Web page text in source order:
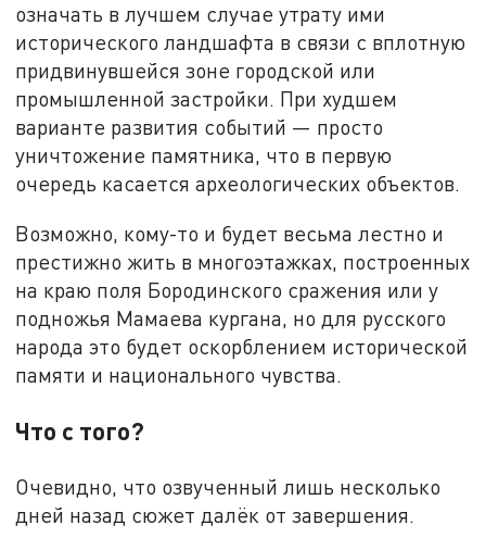
означать в лучшем случае утрату ими
исторического ландшафта в связи с вплотную
придвинувшейся зоне городской или
промышленной застройки. При худшем
варианте развития событий — просто
уничтожение памятника, что в первую
очередь касается археологических объектов.
Возможно, кому-то и будет весьма лестно и
престижно жить в многоэтажках, построенных
на краю поля Бородинского сражения или у
подножья Мамаева кургана, но для русского
народа это будет оскорблением исторической
памяти и национального чувства.
Что с того?
Очевидно, что озвученный лишь несколько
дней назад сюжет далёк от завершения.